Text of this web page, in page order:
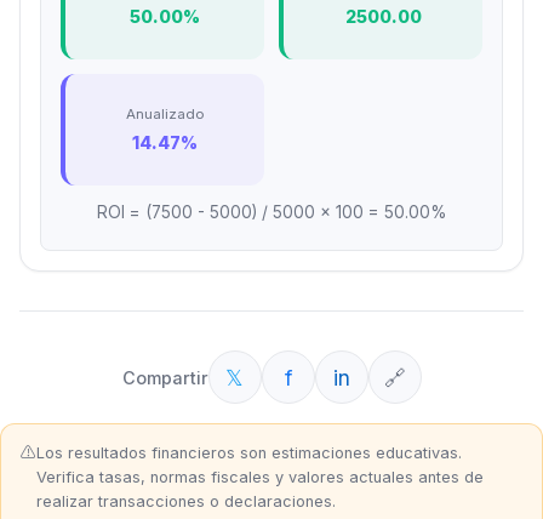
50.00% 2500.00
Anualizado
14.47%
ROI = (7500 - 5000) / 5000 × 100 = 50.00%
Compartir 𝕏 f in 🔗
⚠️Los resultados financieros son estimaciones educativas.
Verifica tasas, normas fiscales y valores actuales antes de
realizar transacciones o declaraciones.